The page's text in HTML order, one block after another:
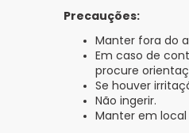
Precauções:
Manter fora do
Em caso de
procure
Se houver
Não ingerir.
Manter em local